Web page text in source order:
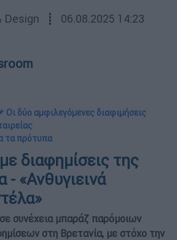
Design ┋ 06.08.2025 14:23
Οι δύο αμφιλεγόμενες διαφιμήσεις
τα πρότυπα
διαφημίσεις της
- «Ανθυγιεινά
συνέχεια μπαράζ παρόμοιων
στη Βρετανία, με στόχο την